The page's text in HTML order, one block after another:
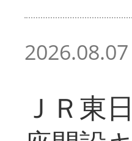
2026.08.07
ＪＲ東